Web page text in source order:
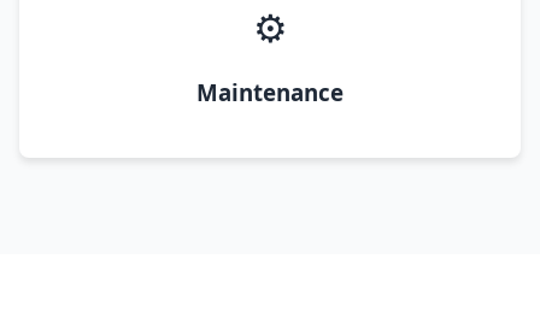
⚙️
Maintenance